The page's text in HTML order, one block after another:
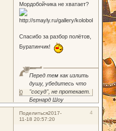
Мордобойчика не хватает?
Спасибо за разбор полётов,
Буратинчик!
Перед тем как излить
душу, убедитесь что
"сосуд", не протекает.
Бернард Шоу
0
Поделиться 4
2017-
11-18 20:57:20